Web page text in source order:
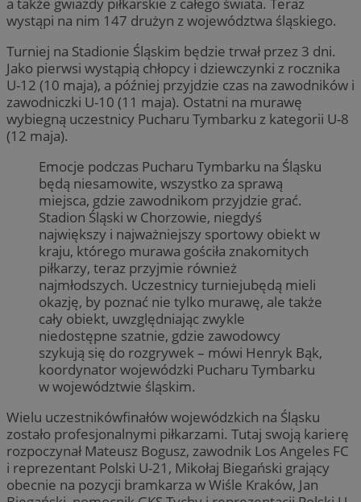
wystąpi na nim 147 drużyn z województwa śląskiego.
Turniej na Stadionie Śląskim będzie trwał przez 3 dni.
Jako pierwsi wystąpią chłopcy i dziewczynki z rocznika
U-12 (10 maja), a później przyjdzie czas na zawodników i
zawodniczki U-10 (11 maja). Ostatni na murawę
wybiegną uczestnicy Pucharu Tymbarku z kategorii U-8
(12 maja).
Emocje podczas Pucharu Tymbarku na Śląsku
będą niesamowite, wszystko za sprawą
miejsca, gdzie zawodnikom przyjdzie grać.
Stadion Śląski w Chorzowie, niegdyś
największy i najważniejszy sportowy obiekt w
kraju, którego murawa gościła znakomitych
piłkarzy, teraz przyjmie również
najmłodszych. Uczestnicy turniejubędą mieli
okazję, by poznać nie tylko murawę, ale także
cały obiekt, uwzględniając zwykle
niedostępne szatnie, gdzie zawodowcy
szykują się do rozgrywek – mówi Henryk Bąk,
koordynator wojewódzki Pucharu Tymbarku
w województwie śląskim.
Wielu uczestnikówfinałów wojewódzkich na Śląsku
zostało profesjonalnymi piłkarzami. Tutaj swoją karierę
rozpoczynał Mateusz Bogusz, zawodnik Los Angeles FC
i reprezentant Polski U-21, Mikołaj Biegański grający
obecnie na pozycji bramkarza w Wiśle Kraków, Jan